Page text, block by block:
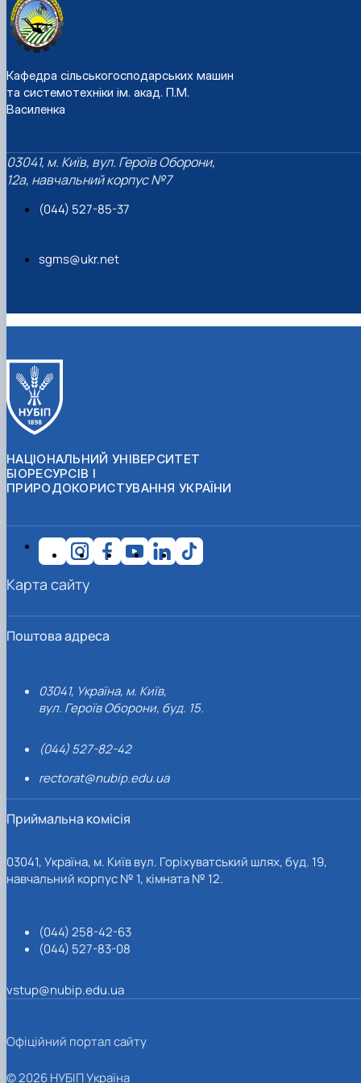
Кафедра сільськогосподарських машин
та системотехніки ім. акад. П.М.
Василенка
03041, м. Київ, вул. Героїв Оборони,
12а, навчальний корпус №7
(044) 527-85-37
sgms@ukr.net
НАЦІОНАЛЬНИЙ УНІВЕРСИТЕТ
БІОРЕСУРСІВ І
ПРИРОДОКОРИСТУВАННЯ УКРАЇНИ
Поштова адреса
03041, Україна, м. Київ,
вул. Героїв Оборони, буд. 15.
(044) 527-82-42
rectorat@nubip.edu.ua
Приймальна комісія
03041, Україна, м. Київ вул. Горіхуватський шлях, буд. 19,
навчальний корпус № 1, кімната № 12.
(044) 258-42-63
(044) 527-83-08
vstup@nubip.edu.ua
Карта сайту
Офіційний портал сайту
© 2026 НУБІП Україна